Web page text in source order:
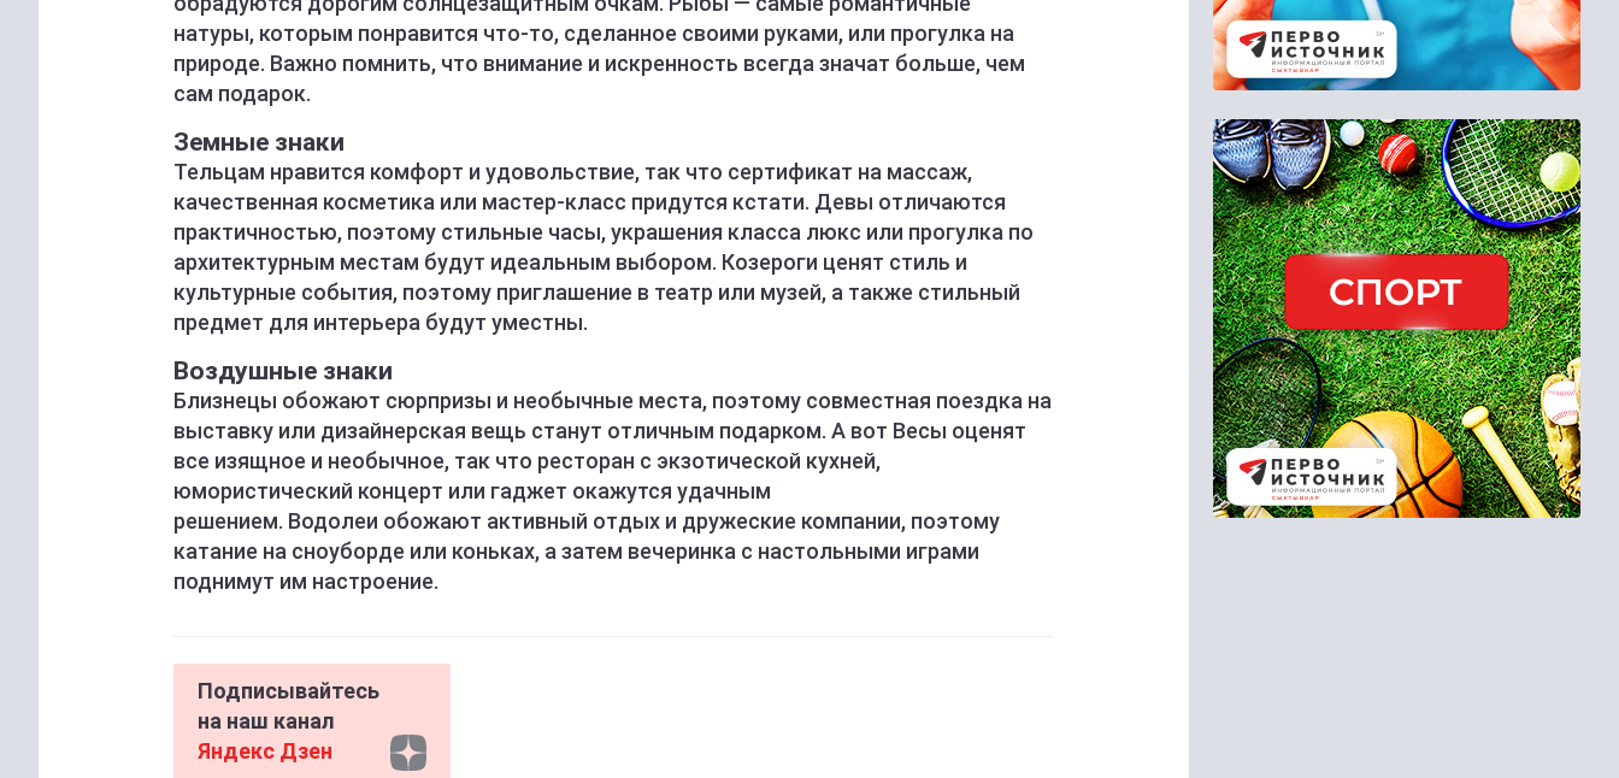
натуры, которым понравится что-то, сделанное своими руками, или прогулка на
природе. Важно помнить, что внимание и искренность всегда значат больше, чем
сам подарок.
Земные знаки
Тельцам нравится комфорт и удовольствие, так что сертификат на массаж,
качественная косметика или мастер-класс придутся кстати. Девы отличаются
практичностью, поэтому стильные часы, украшения класса люкс или прогулка по
архитектурным местам будут идеальным выбором. Козероги ценят стиль и
культурные события, поэтому приглашение в театр или музей, а также стильный
предмет для интерьера будут уместны.
Воздушные знаки
Близнецы обожают сюрпризы и необычные места, поэтому совместная поездка на
выставку или дизайнерская вещь станут отличным подарком. А вот Весы оценят
все изящное и необычное, так что ресторан с экзотической кухней,
юмористический концерт или гаджет окажутся удачным
решением. Водолеи обожают активный отдых и дружеские компании, поэтому
катание на сноуборде или коньках, а затем вечеринка с настольными играми
поднимут им настроение.
Подписывайтесь
на наш канал
Яндекс Дзен